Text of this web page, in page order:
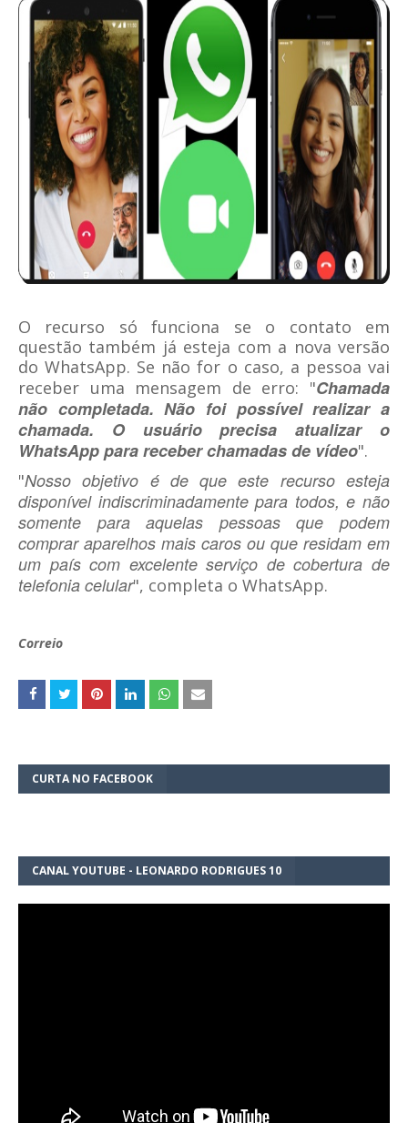
O recurso só funciona se o contato em
questão também já esteja com a nova versão
do WhatsApp. Se não for o caso, a pessoa vai
receber uma mensagem de erro: "Chamada
não completada. Não foi possível realizar a
chamada. O usuário precisa atualizar o
WhatsApp para receber chamadas de vídeo".
"Nosso objetivo é de que este recurso esteja
disponível indiscriminadamente para todos, e não
somente para aquelas pessoas que podem
comprar aparelhos mais caros ou que residam em
um país com excelente serviço de cobertura de
telefonia celular", completa o WhatsApp.
Correio
CURTA NO FACEBOOK
CANAL YOUTUBE - LEONARDO RODRIGUES 10